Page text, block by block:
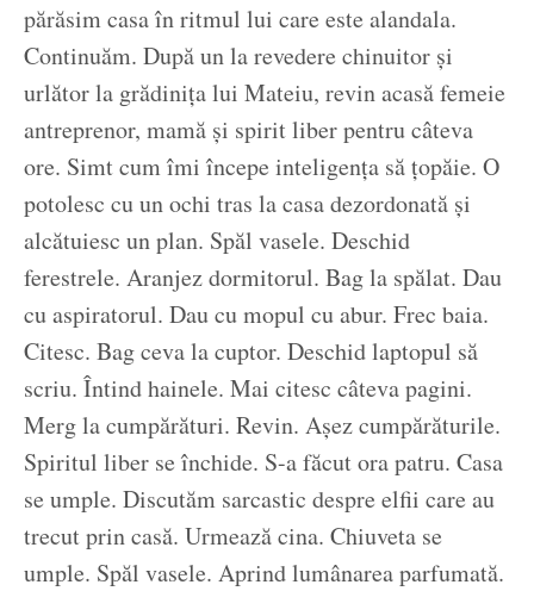
părăsim casa în ritmul lui care este alandala.
Continuăm. După un la revedere chinuitor și
urlător la grădinița lui Mateiu, revin acasă femeie
antreprenor, mamă și spirit liber pentru câteva
ore. Simt cum îmi începe inteligența să țopăie. O
potolesc cu un ochi tras la casa dezordonată și
alcătuiesc un plan. Spăl vasele. Deschid
ferestrele. Aranjez dormitorul. Bag la spălat. Dau
cu aspiratorul. Dau cu mopul cu abur. Frec baia.
Citesc. Bag ceva la cuptor. Deschid laptopul să
scriu. Întind hainele. Mai citesc câteva pagini.
Merg la cumpărături. Revin. Așez cumpărăturile.
Spiritul liber se închide. S-a făcut ora patru. Casa
se umple. Discutăm sarcastic despre elfii care au
trecut prin casă. Urmează cina. Chiuveta se
umple. Spăl vasele. Aprind lumânarea parfumată.